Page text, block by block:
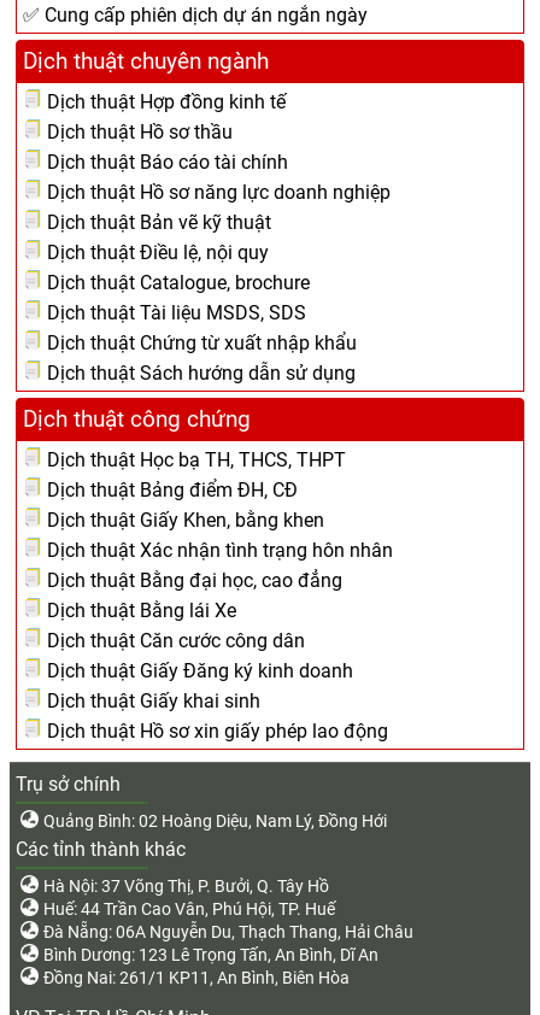
✅ Cung cấp phiên dịch dự án ngắn ngày
Dịch thuật chuyên ngành
Dịch thuật Hợp đồng kinh tế
Dịch thuật Hồ sơ thầu
Dịch thuật Báo cáo tài chính
Dịch thuật Hồ sơ năng lực doanh nghiệp
Dịch thuật Bản vẽ kỹ thuật
Dịch thuật Điều lệ, nội quy
Dịch thuật Catalogue, brochure
Dịch thuật Tài liệu MSDS, SDS
Dịch thuật Chứng từ xuất nhập khẩu
Dịch thuật Sách hướng dẫn sử dụng
Dịch thuật công chứng
Dịch thuật Học bạ TH, THCS, THPT
Dịch thuật Bảng điểm ĐH, CĐ
Dịch thuật Giấy Khen, bằng khen
Dịch thuật Xác nhận tình trạng hôn nhân
Dịch thuật Bằng đại học, cao đẳng
Dịch thuật Bằng lái Xe
Dịch thuật Căn cước công dân
Dịch thuật Giấy Đăng ký kinh doanh
Dịch thuật Giấy khai sinh
Dịch thuật Hồ sơ xin giấy phép lao động
Trụ sở chính
Quảng Bình: 02 Hoàng Diệu, Nam Lý, Đồng Hới
Các tỉnh thành khác
Hà Nội: 37 Võng Thị, P. Bưởi, Q. Tây Hồ
Huế: 44 Trần Cao Vân, Phú Hội, TP. Huế
Đà Nẵng: 06A Nguyễn Du, Thạch Thang, Hải Châu
Bình Dương: 123 Lê Trọng Tấn, An Bình, Dĩ An
Đồng Nai: 261/1 KP11, An Bình, Biên Hòa